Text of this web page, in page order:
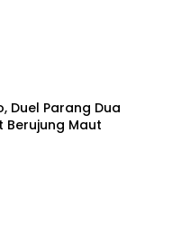
Duel Parang Dua
Berujung Maut